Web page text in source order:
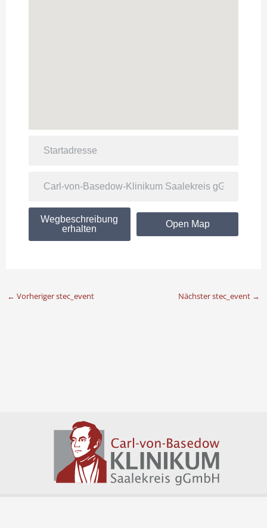
Wegbeschreibung
erhalten
Open Map
← Vorheriger stec_event Nächster stec_event →